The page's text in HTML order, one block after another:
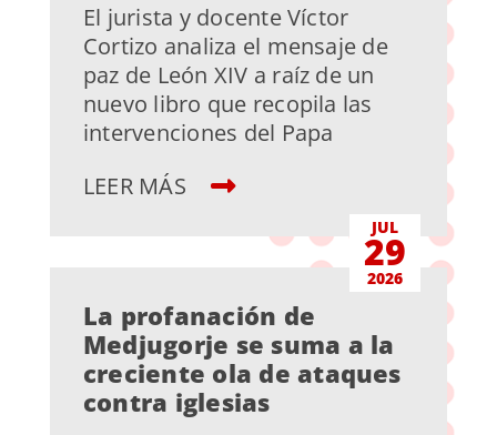
El jurista y docente Víctor
Cortizo analiza el mensaje de
paz de León XIV a raíz de un
nuevo libro que recopila las
intervenciones del Papa
LEER MÁS
JUL
29
2026
La profanación de
Medjugorje se suma a la
creciente ola de ataques
contra iglesias